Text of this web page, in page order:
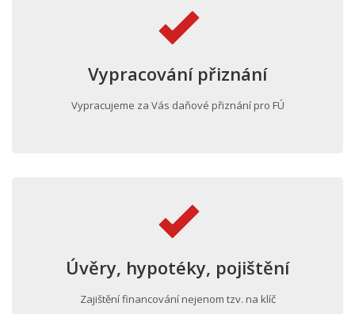
Vypracování přiznání
Vypracujeme za Vás daňové přiznání pro FÚ
Úvěry, hypotéky, pojištění
Zajištění financování nejenom tzv. na klíč